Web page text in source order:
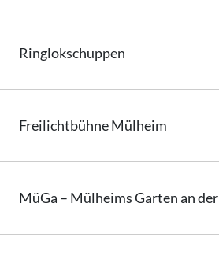
Ringlokschuppen
FreilichtbühneMülheim
MüGa – Mülheims Garten an